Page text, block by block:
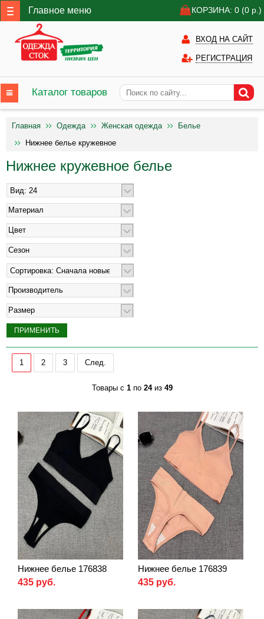
Главное меню КОРЗИНА: 0 (0 р.)
ВХОД НА САЙТ
РЕГИСТРАЦИЯ
Каталог товаров
Главная Одежда Женская одежда
Белье
Нижнее белье кружевное
Нижнее кружевное белье
Материал
Цвет
Сезон
Производитель
Размер
1 2 3 След.
Товары с 1по 24из 49
Нижнее белье 176838
435 руб.
Нижнее белье 176839
435 руб.